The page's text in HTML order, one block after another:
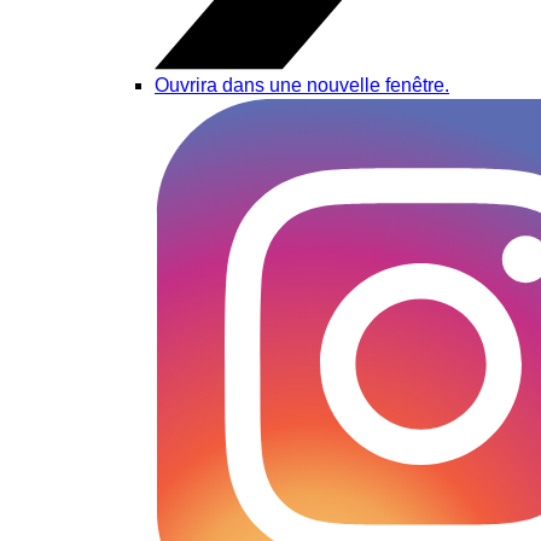
Ouvrira dans une nouvelle fenêtre.